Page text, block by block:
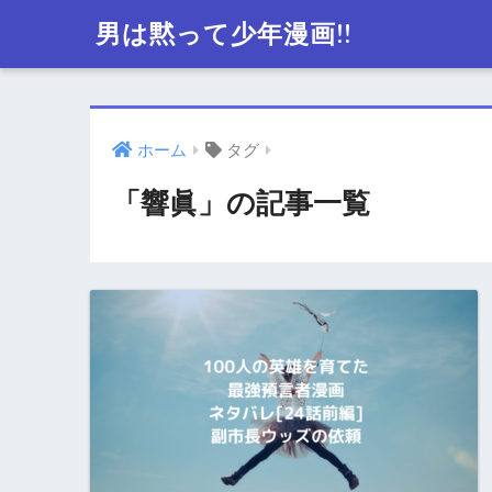
男は黙って少年漫画!!
ホーム タグ
「響眞」の記事一覧